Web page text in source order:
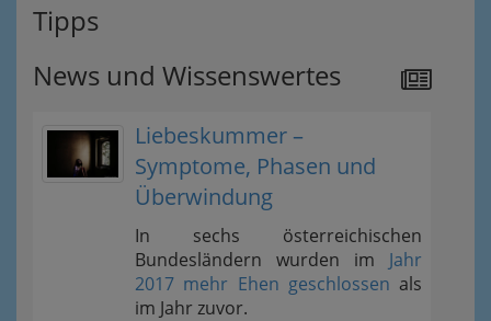
Tipps
News und Wissenswertes
Liebeskummer –
Symptome, Phasen und
Überwindung
In sechs österreichischen
Bundesländern wurden im Jahr
2017 mehr Ehen geschlossen als
im Jahr zuvor.